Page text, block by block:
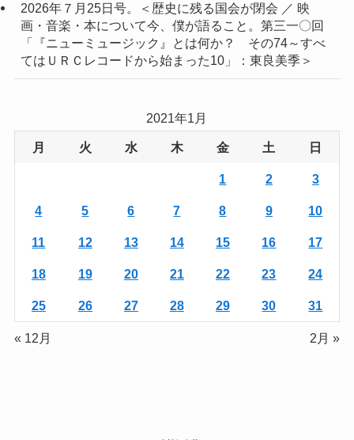
2026年７月25日号。＜歴史に残る国会が閉会 ／ 映
画・音楽・本について今、僕が語ること。第三一〇回
「『ニューミュージック』とは何か？ その74～すべ
てはＵＲＣレコードから始まった10」：東良美季＞
2021年1月
月 火 水 木 金 土 日
1 2 3
4 5 6 7 8 9 10
11 12 13 14 15 16 17
18 19 20 21 22 23 24
25 26 27 28 29 30 31
« 12月 2月 »